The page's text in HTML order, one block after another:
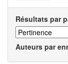
Résultats par
Auteurs par